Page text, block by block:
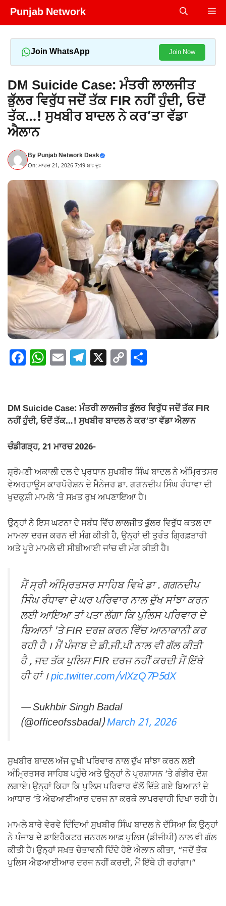
Skip
Punjab Network
Join WhatsApp Join Now
DM Suicide Case: ਮੰਤਰੀ ਲਾਲਜੀਤ
ਭੁੱਲਰ ਵਿਰੁੱਧ ਜਦੋਂ ਤੱਕ FIR ਨਹੀਂ ਹੁੰਦੀ, ਓਦੋਂ
ਤੱਕ…! ਸੁਖਬੀਰ ਬਾਦਲ ਨੇ ਕਰ’ਤਾ ਵੱਡਾ
ਐਲਾਨ
ByPunjab Network Desk
On: ਮਾਰਚ 21, 2026 7:49 ਬਾਃ ਦੁਃ
F
e
b
o
o
k
W
s
A
p
p
E T
gr
a
m
X C
y
Li
e
DM Suicide Case: ਮੰਤਰੀ ਲਾਲਜੀਤ ਭੁੱਲਰ ਵਿਰੁੱਧ ਜਦੋਂ ਤੱਕ FIR
ਨਹੀਂ ਹੁੰਦੀ, ਓਦੋਂ ਤੱਕ…! ਸੁਖਬੀਰ ਬਾਦਲ ਨੇ ਕਰ’ਤਾ ਵੱਡਾ ਐਲਾਨ
ਚੰਡੀਗੜ੍ਹ, 21 ਮਾਰਚ 2026-
ਸ਼੍ਰੋਮਣੀ ਅਕਾਲੀ ਦਲ ਦੇ ਪ੍ਰਧਾਨ ਸੁਖਬੀਰ ਸਿੰਘ ਬਾਦਲ ਨੇ ਅੰਮ੍ਰਿਤਸਰ
ਵੇਅਰਹਾਊਸ ਕਾਰਪੋਰੇਸ਼ਨ ਦੇ ਮੈਨੇਜਰ ਡਾ. ਗਗਨਦੀਪ ਸਿੰਘ ਰੰਧਾਵਾ ਦੀ
ਖੁਦਕੁਸ਼ੀ ਮਾਮਲੇ ‘ਤੇ ਸਖ਼ਤ ਰੁਖ਼ ਅਪਣਾਇਆ ਹੈ।
ਉਨ੍ਹਾਂ ਨੇ ਇਸ ਘਟਨਾ ਦੇ ਸਬੰਧ ਵਿੱਚ ਲਾਲਜੀਤ ਭੁੱਲਰ ਵਿਰੁੱਧ ਕਤਲ ਦਾ
ਮਾਮਲਾ ਦਰਜ ਕਰਨ ਦੀ ਮੰਗ ਕੀਤੀ ਹੈ, ਉਨ੍ਹਾਂ ਦੀ ਤੁਰੰਤ ਗ੍ਰਿਫ਼ਤਾਰੀ
ਅਤੇ ਪੂਰੇ ਮਾਮਲੇ ਦੀ ਸੀਬੀਆਈ ਜਾਂਚ ਦੀ ਮੰਗ ਕੀਤੀ ਹੈ।
ਮੈਂ ਸ੍ਰੀ ਅੰਮ੍ਰਿਤਸਰ ਸਾਹਿਬ ਵਿਖੇ ਡਾ . ਗਗਨਦੀਪ
ਸਿੰਘ ਰੰਧਾਵਾ ਦੇ ਘਰ ਪਰਿਵਾਰ ਨਾਲ ਦੁੱਖ ਸਾਂਝਾ ਕਰਨ
ਲਈ ਆਇਆ ਤਾਂ ਪਤਾ ਲੱਗਾ ਕਿ ਪੁਲਿਸ ਪਰਿਵਾਰ ਦੇ
ਬਿਆਨਾਂ 'ਤੇ FIR ਦਰਜ਼ ਕਰਨ ਵਿੱਚ ਆਨਾਕਾਨੀ ਕਰ
ਰਹੀ ਹੈ । ਮੈਂ ਪੰਜਾਬ ਦੇ ਡੀ.ਜੀ.ਪੀ ਨਾਲ ਵੀ ਗੱਲ ਕੀਤੀ
ਹੈ , ਜਦ ਤੱਕ ਪੁਲਿਸ FIR ਦਰਜ ਨਹੀਂ ਕਰਦੀ ਮੈਂ ਇੱਥੇ
ਹੀ ਹਾਂ ।pic.twitter.com/vlXzQ7P5dX
— Sukhbir Singh Badal
(@officeofssbadal)March 21, 2026
ਸੁਖਬੀਰ ਬਾਦਲ ਅੱਜ ਦੁਖੀ ਪਰਿਵਾਰ ਨਾਲ ਦੁੱਖ ਸਾਂਝਾ ਕਰਨ ਲਈ
ਅੰਮ੍ਰਿਤਸਰ ਸਾਹਿਬ ਪਹੁੰਚੇ ਅਤੇ ਉਨ੍ਹਾਂ ਨੇ ਪ੍ਰਸ਼ਾਸਨ ‘ਤੇ ਗੰਭੀਰ ਦੋਸ਼
ਲਗਾਏ। ਉਨ੍ਹਾਂ ਕਿਹਾ ਕਿ ਪੁਲਿਸ ਪਰਿਵਾਰ ਵੱਲੋਂ ਦਿੱਤੇ ਗਏ ਬਿਆਨਾਂ ਦੇ
ਆਧਾਰ ‘ਤੇ ਐਫਆਈਆਰ ਦਰਜ ਨਾ ਕਰਕੇ ਲਾਪਰਵਾਹੀ ਦਿਖਾ ਰਹੀ ਹੈ।
ਮਾਮਲੇ ਬਾਰੇ ਵੇਰਵੇ ਦਿੰਦਿਆਂ ਸੁਖਬੀਰ ਸਿੰਘ ਬਾਦਲ ਨੇ ਦੱਸਿਆ ਕਿ ਉਨ੍ਹਾਂ
ਨੇ ਪੰਜਾਬ ਦੇ ਡਾਇਰੈਕਟਰ ਜਨਰਲ ਆਫ਼ ਪੁਲਿਸ (ਡੀਜੀਪੀ) ਨਾਲ ਵੀ ਗੱਲ
ਕੀਤੀ ਹੈ। ਉਨ੍ਹਾਂ ਸਖ਼ਤ ਚੇਤਾਵਨੀ ਦਿੰਦੇ ਹੋਏ ਐਲਾਨ ਕੀਤਾ, “ਜਦੋਂ ਤੱਕ
ਪੁਲਿਸ ਐਫਆਈਆਰ ਦਰਜ ਨਹੀਂ ਕਰਦੀ, ਮੈਂ ਇੱਥੇ ਹੀ ਰਹਾਂਗਾ।”